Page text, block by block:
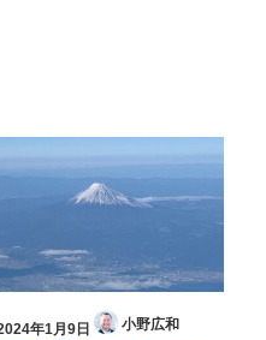
年1月9日 小野広和